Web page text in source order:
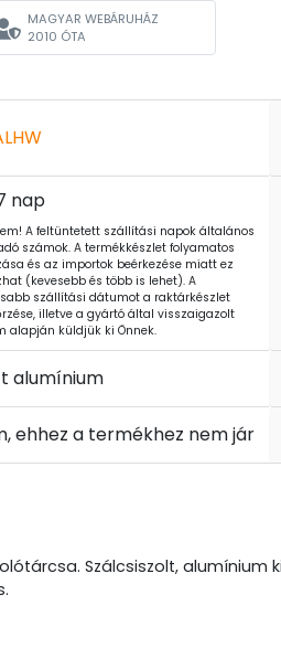
MAGYAR WEBÁRUHÁZ
2010 ÓTA
nap
A feltüntetett szállítási napok általános
számok. A termékkészlet folyamatos
és az importok beérkezése miatt ez
(kevesebb és több is lehet). A
szállítási dátumot a raktárkészlet
illetve a gyártó által visszaigazolt
alapján küldjük ki Önnek.
alumínium
ehhez a termékhez nem jár
Szálcsiszolt, alumínium